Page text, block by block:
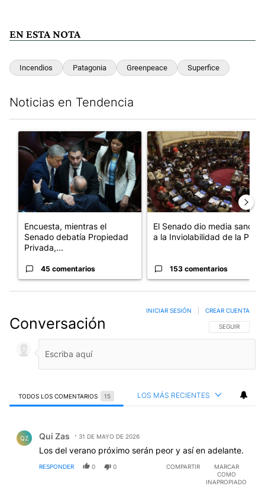
EN ESTA NOTA
Incendios Patagonia Greenpeace Superfice
Noticias en Tendencia
Un artículo de tendencia con el título "Encuesta, mientras el
Encuesta, mientras el
Senado debatía Propiedad
Privada,...
45 comentarios
Un artículo de tendencia con
El Senado dio media sanción
a la Inviolabilidad de la P...
153 comentarios
Conversación SIGA ESTA
SEGUIR
INICIAR SESIÓN CREAR CUENTA
TODOS LOS COMENTARIOS 15 LOS MÁS RECIENTES
QZ Qui Zas 31 DE MAYO DE 2026
Los del verano próximo serán peor y así en adelante.
RESPONDER 0 0 COMPARTIR
MARCAR
COMO
INAPROPIADO